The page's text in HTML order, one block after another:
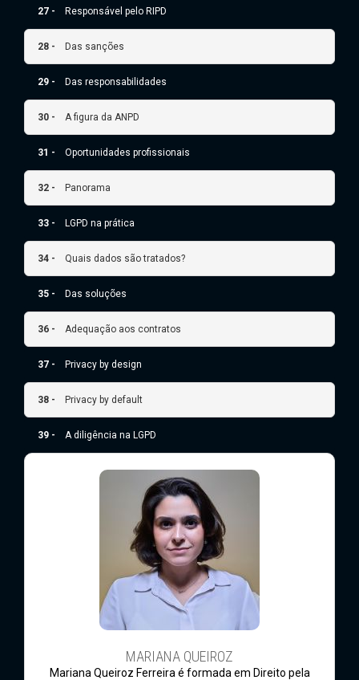
27 - Responsável pelo RIPD
28 - Das sanções
29 - Das responsabilidades
30 - A figura da ANPD
31 - Oportunidades profissionais
32 - Panorama
33 - LGPD na prática
34 - Quais dados são tratados?
35 - Das soluções
36 - Adequação aos contratos
37 - Privacy by design
38 - Privacy by default
39 - A diligência na LGPD
MARIANA QUEIROZ
Mariana Queiroz Ferreira é formada em Direito pela